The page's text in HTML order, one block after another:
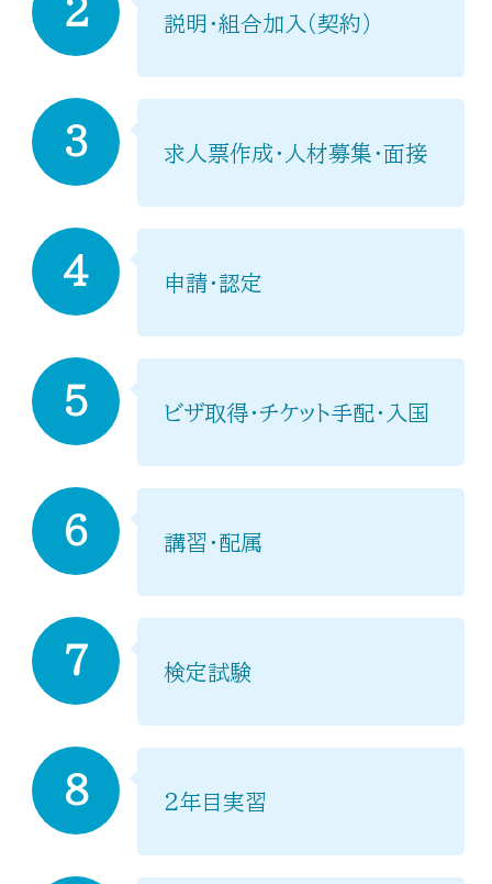
2 説明・組合加入（契約）
3 求人票作成・人材募集・面接
4 申請・認定
5 ビザ取得・チケット手配・入国
6 講習・配属
7 検定試験
8 ２年目実習